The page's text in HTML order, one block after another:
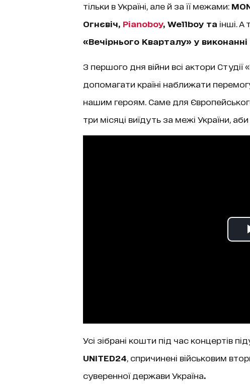
тільки в Україні, але й за її межами:
Огнєвіч, Pianoboy, Wellboy та інші. А
«Вечірнього Кварталу» у
З першого дня війни всі актори
допомагати країні наближати
нашим героям. Саме для
три місяці виїдуть за межі України,
Усі зібрані кошти під час концертів
UNITED24 , спричинені військовим
суверенної держави Україна.